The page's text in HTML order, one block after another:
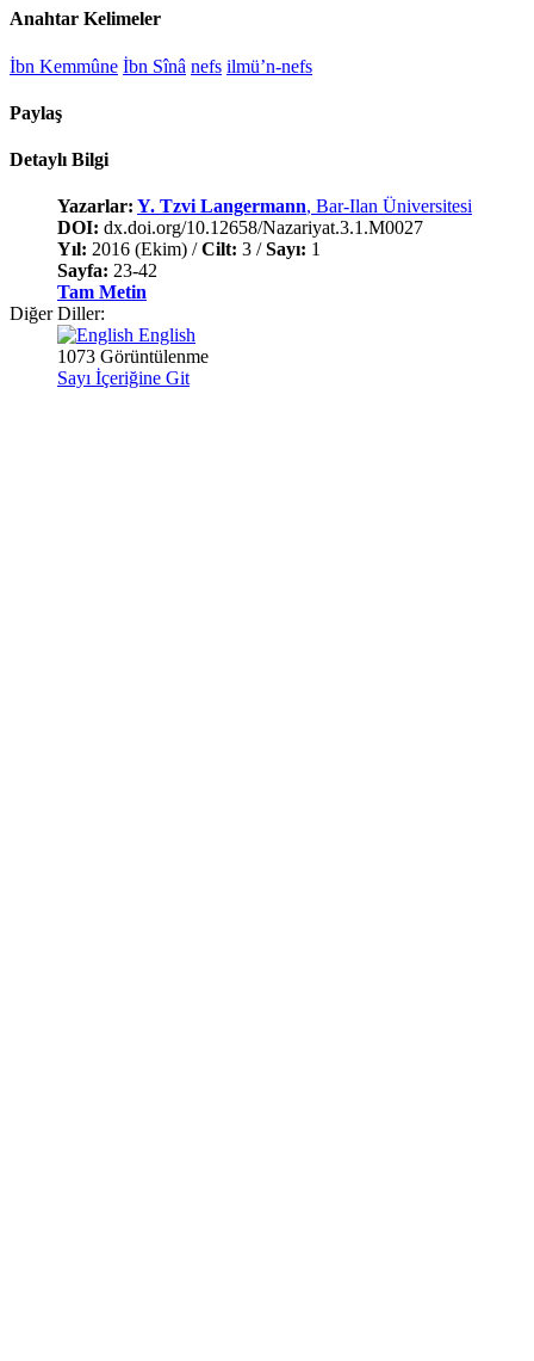
Anahtar Kelimeler
İbn Kemmûne İbn Sînâ nefs ilmü’n-nefs
Paylaş
Detaylı Bilgi
Yazarlar: Y. Tzvi Langermann, Bar-Ilan Üniversitesi
DOI: dx.doi.org/10.12658/Nazariyat.3.1.M0027
Yıl: 2016 (Ekim) /Cilt: 3 /Sayı: 1
Sayfa: 23-42
Tam Metin
Diğer Diller:
English
1073 Görüntülenme
Sayı İçeriğine Git